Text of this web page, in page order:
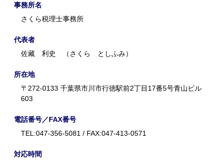
事務所名
さくら税理士事務所
代表者
佐藏 利史 （さくら としふみ）
所在地
〒272-0133 千葉県市川市行徳駅前2丁目17番5号青山ビル
603
電話番号／FAX番号
TEL:047-356-5081 / FAX:047-413-0571
対応時間